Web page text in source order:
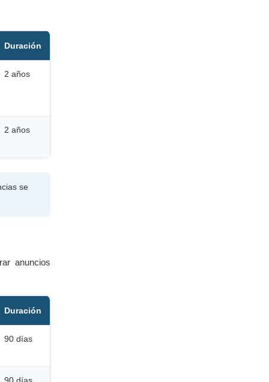
Duración
2 años
2 años
se
anuncios
Duración
90 días